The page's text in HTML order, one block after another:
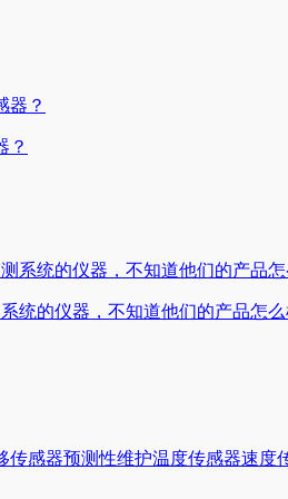
？
统的仪器，不知道他们的产品怎么
传感器预测性维护温度传感器速度